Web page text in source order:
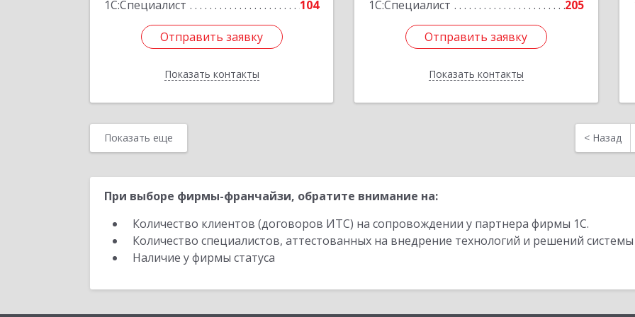
1С:Специалист
104
Отправить заявку
Показать контакты
Отправить заявку
Назад
1С:Специалист
205
Отправить заявку
Показать контакты
Отправить заявку
Назад
Показать еще < Назад
При выборе фирмы-франчайзи, обратите внимание на:
Количество клиентов (договоров ИТС) на сопровождении у партнера фирмы 1С.
Количество специалистов, аттестованных на внедрение технологий и решений
Наличие у фирмы статуса